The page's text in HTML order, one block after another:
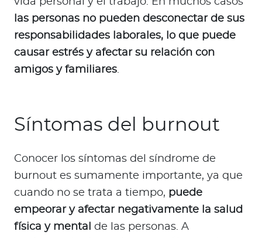
las personas no pueden desconectar de sus
responsabilidades laborales, lo que puede
causar estrés y afectar su relación con
amigos y familiares.
Síntomas del burnout
Conocer los síntomas del síndrome de
burnout es sumamente importante, ya que
cuando no se trata a tiempo, puede
empeorar y afectar negativamente la salud
física y mental
de las personas. A